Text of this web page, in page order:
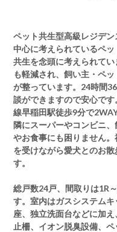
ペット共生型高級レジデ
中心に考えられているペ
共生を念頭に考えられて
も軽減され、飼い主・ペ
が整っています。24時間
談ができますので安心で
線早稲田駅徒歩9分で
隣にスーパーやコンビニ
やお食事にも困りません
を受けながら愛犬とのお
す。
総戸数24戸、間取りは1R
す。室内はガスシステム
座、独立洗面台などに加
止柵、イオン脱臭設備、